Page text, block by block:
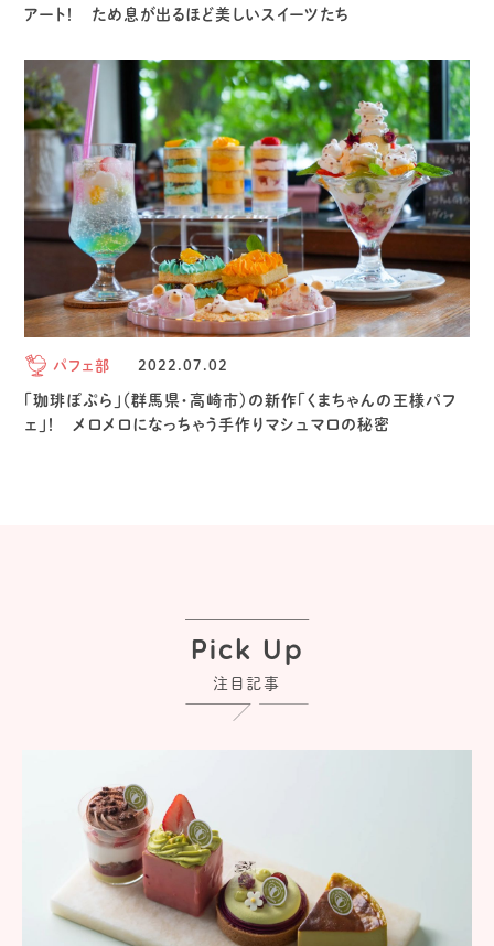
アート！ ため息が出るほど美しいスイーツたち
パフェ部 2022.07.02
「珈琲ぽぷら」（群馬県・高崎市）の新作「くまちゃんの王様パフ
ェ」！ メロメロになっちゃう手作りマシュマロの秘密
Pick Up
注目記事